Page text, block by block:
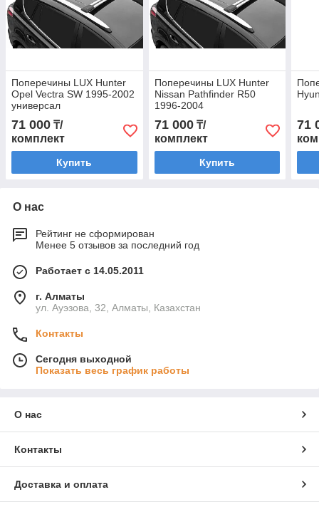
Поперечины LUX Hunter
Opel Vectra SW 1995-2002
универсал
71 000 ₸/
комплект
Купить
Поперечины LUX Hunter
Nissan Pathfinder R50
1996-2004
71 000₸/
комплект
Купить
71
О нас
Рейтинг не сформирован
Менее 5 отзывов за последний год
Работает с 14.05.2011
г. Алматы
ул. Ауэзова, 32, Алматы, Казахстан
Контакты
Сегодня выходной
Показать весь график работы
О нас
Контакты
Доставка и оплата